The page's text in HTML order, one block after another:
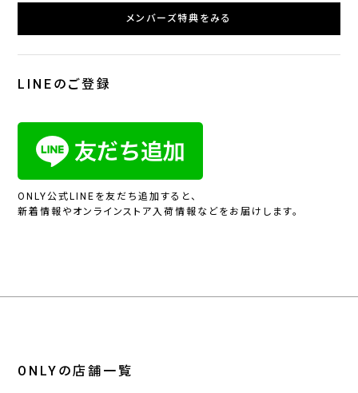
メンバーズ特典をみる
LINEのご登録
ONLY公式LINEを友だち追加すると、
新着情報やオンラインストア入荷情報などをお届けします。
ONLYの店舗一覧